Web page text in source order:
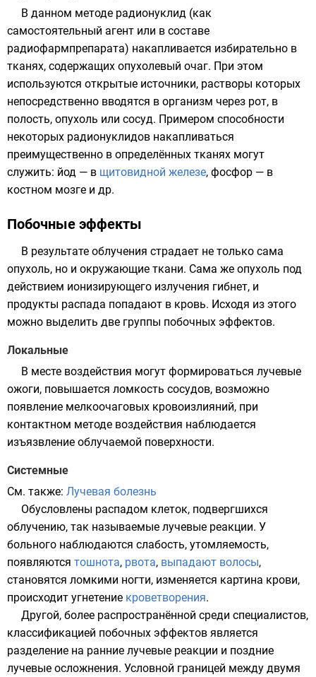
В данном методе радионуклид (как
самостоятельный агент или в составе
радиофармпрепарата) накапливается избирательно в
тканях, содержащих опухолевый очаг. При этом
используются открытые источники, растворы которых
непосредственно вводятся в организм через рот, в
полость, опухоль или сосуд. Примером способности
некоторых радионуклидов накапливаться
преимущественно в определённых тканях могут
служить: йод — в щитовидной железе, фосфор — в
костном мозге и др.
Побочные эффекты
В результате облучения страдает не только сама
опухоль, но и окружающие ткани. Сама же опухоль под
действием ионизирующего излучения гибнет, и
продукты распада попадают в кровь. Исходя из этого
можно выделить две группы побочных эффектов.
Локальные
В месте воздействия могут формироваться лучевые
ожоги, повышается ломкость сосудов, возможно
появление мелкоочаговых кровоизлияний, при
контактном методе воздействия наблюдается
изъязвление облучаемой поверхности.
Системные
См. также: Лучевая болезнь
Обусловлены распадом клеток, подвергшихся
облучению, так называемые лучевые реакции. У
больного наблюдаются слабость, утомляемость,
появляются тошнота, рвота, выпадают волосы,
становятся ломкими ногти, изменяется картина крови,
происходит угнетение кроветворения.
Другой, более распространённой среди специалистов,
классификацией побочных эффектов является
разделение на ранние лучевые реакции и поздние
лучевые осложнения. Условной границей между двумя